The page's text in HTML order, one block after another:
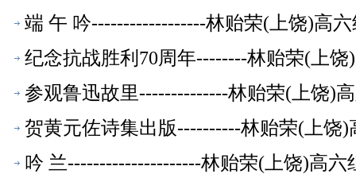
端 午 吟------------------林贻荣(上饶)高
纪念抗战胜利70周年--------林贻荣(上
参观鲁迅故里--------------林贻荣(上饶)
贺黄元佐诗集出版----------林贻荣(上饶
吟 兰---------------------林贻荣(上饶)高六